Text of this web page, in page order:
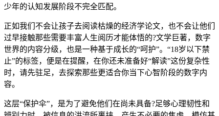
少年的认知发展阶段不完全匹配。
正如我们不会让孩子去阅读枯燥的经济学论文，也不会让他们
过早接触那些需要丰富人生阅历才能体悟的?文学巨著，数字
世界的内容分级，也是一种基于成长的“呵护”。“18岁以下禁
止”的标签，便是在提醒，在你还未准备好“解读”这份复杂性
时，请先驻足，去探索那些更适合你当下心智阶段的数字内
容。
这层“保护伞”，是为了避免他们在尚未具备?足够心理韧性和